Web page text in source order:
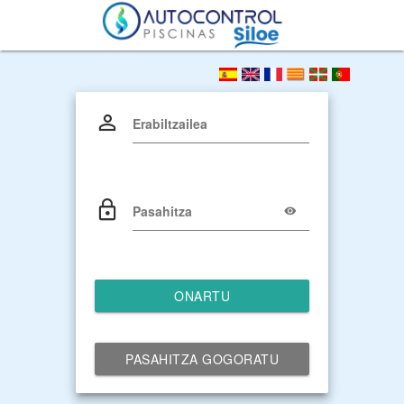
Erabiltzailea
Pasahitza
ONARTU
PASAHITZA GOGORATU